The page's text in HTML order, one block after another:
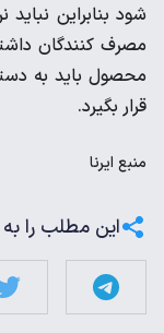
شود بنابراین
مصرف کنندگان
محصول باید به
قرار بگیرد.
منبع ایرنا
این مطلب را به